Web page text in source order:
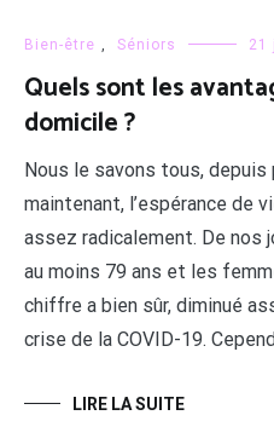
Bien-être Séniors 21
Quels sont les
domicile ?
Nous le savons tous, depuis
maintenant, l’espérance de
assez radicalement. De nos
au moins 79 ans et les
chiffre a bien sûr, diminué
crise de la COVID-19.
LIRE LA SUITE